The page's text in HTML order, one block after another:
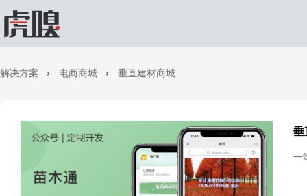
解决方案 电商商城 垂直建材商城
垂
一